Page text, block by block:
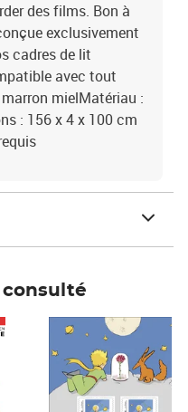
des films. Bon à
exclusivement
cadres de lit
avec tout
mielMatériau :
: 156 x 4 x 100 cm
consulté
Prix 7,50€